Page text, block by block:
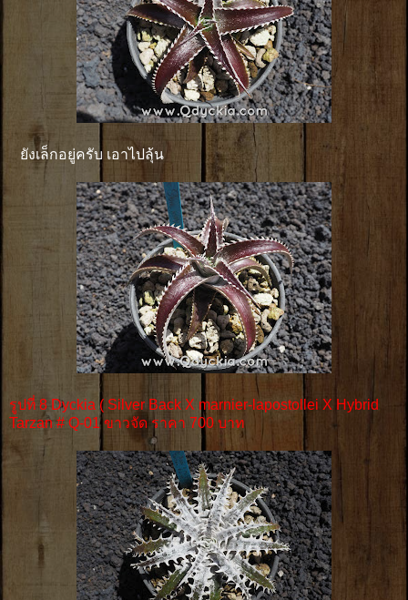
ยังเล็กอยู่ครับ เอาไปลุ้น
รูปที่ 8 Dyckia ( Silver Back X marnier-lapostollei X Hybrid
Tarzan # Q-01 ขาวจัด ราคา 700 บาท